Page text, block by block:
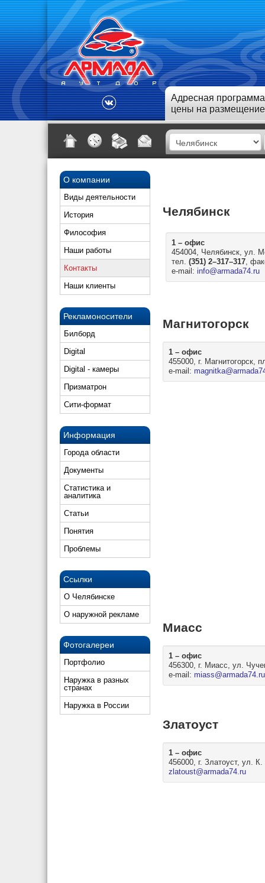
Адресная
цены на размещение
О компании
Виды деятельности
История
Философия
Наши работы
Контакты
Наши клиенты
Рекламоносители
Билборд
Digital
Digital - камеры
Призматрон
Сити-формат
Информация
Города области
Документы
Статистика и
аналитика
Статьи
Понятия
Проблемы
Ссылки
О Челябинске
О наружной рекламе
Фотогалереи
Портфолио
Наружка в разных
странах
Наружка в России
Челябинск
1 – офис
454004, Челябинск, ул.
тел. (351) 2–317–317,
e-mail: info@armada74.ru
Магнитогорск
1 – офис
455000, г. Магнитогорск,
e-mail:
Миасс
1 – офис
456300, г. Миасс, ул.
e-mail: miass@armada74.ru
Златоуст
1 – офис
456000, г. Златоуст, ул.
zlatoust@armada74.ru